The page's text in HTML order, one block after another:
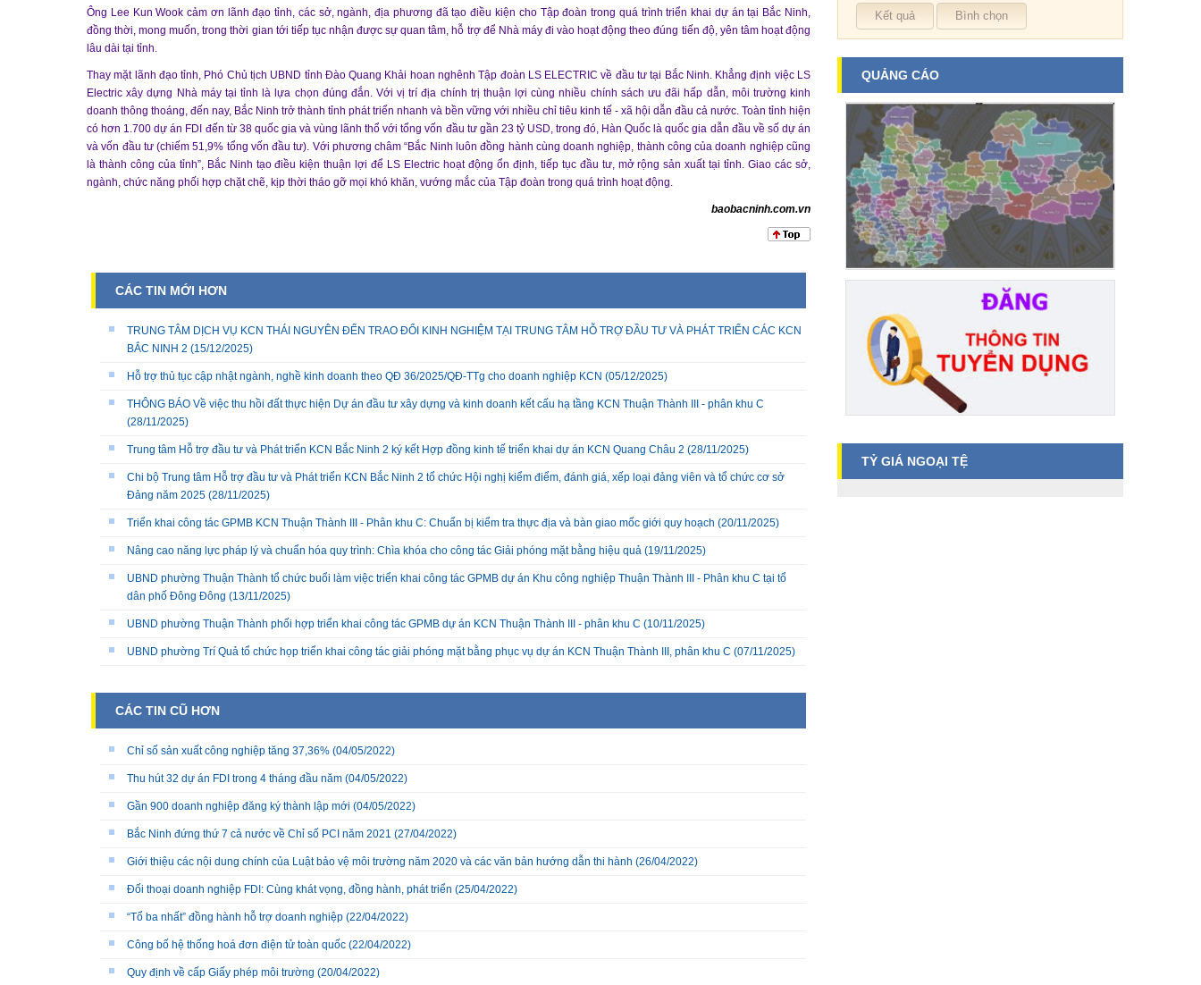
Ông Lee Kun Wook cảm ơn lãnh đạo tỉnh, các sở, ngành, địa phương đã tạo điều kiện cho Tập đoàn trong quá trình triển khai dự án tại Bắc Ninh,
đồng thời, mong muốn, trong thời gian tới tiếp tục nhận được sự quan tâm, hỗ trợ để Nhà máy đi vào hoạt động theo đúng tiến độ, yên tâm hoạt động
lâu dài tại tỉnh.
Thay mặt lãnh đạo tỉnh, Phó Chủ tịch UBND tỉnh Đào Quang Khải hoan nghênh Tập đoàn LS ELECTRIC về đầu tư tại Bắc Ninh. Khẳng định việc LS
Electric xây dựng Nhà máy tại tỉnh là lựa chọn đúng đắn. Với vị trí địa chính trị thuận lợi cùng nhiều chính sách ưu đãi hấp dẫn, môi trường kinh
doanh thông thoáng, đến nay, Bắc Ninh trở thành tỉnh phát triển nhanh và bền vững với nhiều chỉ tiêu kinh tế - xã hội dẫn đầu cả nước. Toàn tỉnh hiện
có hơn 1.700 dự án FDI đến từ 38 quốc gia và vùng lãnh thổ với tổng vốn đầu tư gần 23 tỷ USD, trong đó, Hàn Quốc là quốc gia dẫn đầu về số dự án
và vốn đầu tư (chiếm 51,9% tổng vốn đầu tư). Với phương châm “Bắc Ninh luôn đồng hành cùng doanh nghiệp, thành công của doanh nghiệp cũng
là thành công của tỉnh”, Bắc Ninh tạo điều kiện thuận lợi để LS Electric hoạt động ổn định, tiếp tục đầu tư, mở rộng sản xuất tại tỉnh. Giao các sở,
ngành, chức năng phối hợp chặt chẽ, kịp thời tháo gỡ mọi khó khăn, vướng mắc của Tập đoàn trong quá trình hoạt động.
baobacninh.com.vn
CÁC TIN MỚI HƠN
TRUNG TÂM DỊCH VỤ KCN THÁI NGUYÊN ĐẾN TRAO ĐỔI KINH NGHIỆM TẠI TRUNG TÂM HỖ TRỢ ĐẦU TƯ VÀ PHÁT TRIỂN CÁC KCN
BẮC NINH 2 (15/12/2025)
Hỗ trợ thủ tục cập nhật ngành, nghề kinh doanh theo QĐ 36/2025/QĐ-TTg cho doanh nghiệp KCN (05/12/2025)
THÔNG BÁO Về việc thu hồi đất thực hiện Dự án đầu tư xây dựng và kinh doanh kết cấu hạ tầng KCN Thuận Thành III - phân khu C
(28/11/2025)
Trung tâm Hỗ trợ đầu tư và Phát triển KCN Bắc Ninh 2 ký kết Hợp đồng kinh tế triển khai dự án KCN Quang Châu 2 (28/11/2025)
Chi bộ Trung tâm Hỗ trợ đầu tư và Phát triển KCN Bắc Ninh 2 tổ chức Hội nghị kiểm điểm, đánh giá, xếp loại đảng viên và tổ chức cơ sở
Đảng năm 2025 (28/11/2025)
Triển khai công tác GPMB KCN Thuận Thành III - Phân khu C: Chuẩn bị kiểm tra thực địa và bàn giao mốc giới quy hoạch (20/11/2025)
Nâng cao năng lực pháp lý và chuẩn hóa quy trình: Chìa khóa cho công tác Giải phóng mặt bằng hiệu quả (19/11/2025)
UBND phường Thuận Thành tổ chức buổi làm việc triển khai công tác GPMB dự án Khu công nghiệp Thuận Thành III - Phân khu C tại tổ
dân phố Đông Đông (13/11/2025)
UBND phường Thuận Thành phối hợp triển khai công tác GPMB dự án KCN Thuận Thành III - phân khu C (10/11/2025)
UBND phường Trí Quả tổ chức họp triển khai công tác giải phóng mặt bằng phục vụ dự án KCN Thuận Thành III, phân khu C (07/11/2025)
CÁC TIN CŨ HƠN
Chỉ số sản xuất công nghiệp tăng 37,36% (04/05/2022)
Thu hút 32 dự án FDI trong 4 tháng đầu năm (04/05/2022)
Gần 900 doanh nghiệp đăng ký thành lập mới (04/05/2022)
Bắc Ninh đứng thứ 7 cả nước về Chỉ số PCI năm 2021 (27/04/2022)
Giới thiệu các nội dung chính của Luật bảo vệ môi trường năm 2020 và các văn bản hướng dẫn thi hành (26/04/2022)
Đối thoại doanh nghiệp FDI: Cùng khát vọng, đồng hành, phát triển (25/04/2022)
“Tổ ba nhất” đồng hành hỗ trợ doanh nghiệp (22/04/2022)
Công bố hệ thống hoá đơn điện tử toàn quốc (22/04/2022)
Quy định về cấp Giấy phép môi trường (20/04/2022)
QUẢNG CÁO
TỶ GIÁ NGOẠI TỆ